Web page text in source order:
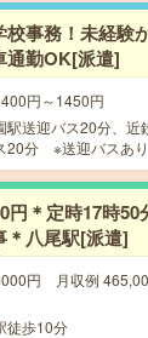
＋交 ■給与の前払い
り
大阪モノレール 千
まで＊未経験
月収例 14万円 時給
例を保証するもので
ービス利用可（利用条
校事務！未経験
通勤OK[派遣]
円～1450円
駅送迎バス20分、近
20分 ※送迎バスあ
OKです！
円＊定時17時
＊八尾駅[派遣]
円 月収例
徒歩10分